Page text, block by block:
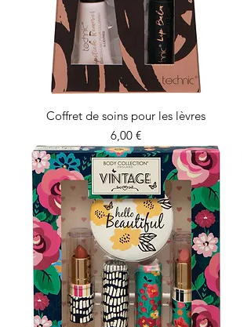
Coffret de soins pour les lèvres
Prix
6,00 €